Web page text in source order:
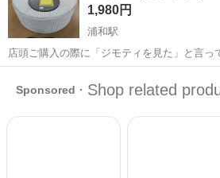
1,980円
浦和駅
店頭ご購入の際に「ジモティを見た」と言っ
限定価格(店頭価格より7%OFF)でのご購入が
ま買取強化中！◇ 地域No.1の買取...